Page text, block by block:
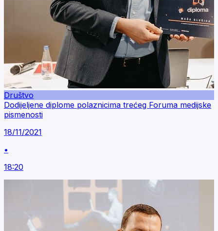
Društvo
Dodijeljene diplome polaznicima trećeg Foruma medijske
pismenosti
18/11/2021
•
18:20